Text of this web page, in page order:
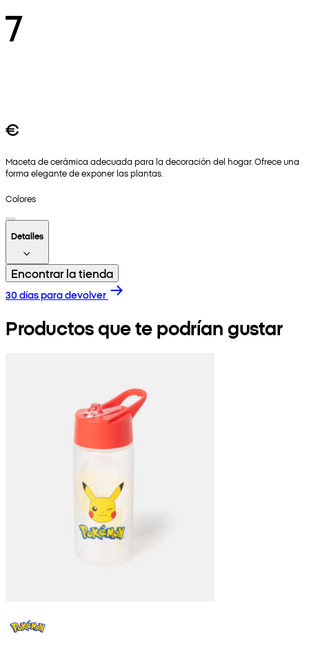
7
€
Maceta de cerámica adecuada para la decoración del hogar. Ofrece una
forma elegante de exponer las plantas.
Colores
Detalles
Encontrar la tienda
30 días para devolver
Productos que te podrían gustar